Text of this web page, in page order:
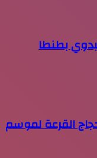
بطنطا
القرعة لموسم